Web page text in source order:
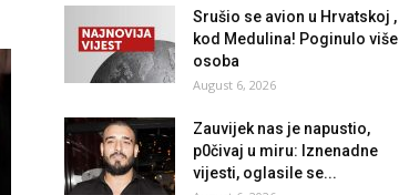
Srušio se avion u Hrvatskoj ,
kod Medulina! Poginulo više
osoba
August 6, 2026
Zauvijek nas je napustio,
p0čivaj u miru: Iznenadne
vijesti, oglasile se...